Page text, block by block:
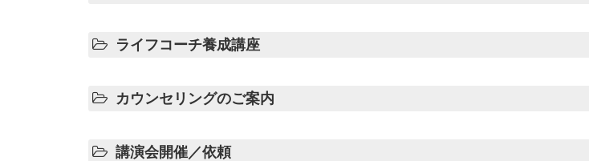
ライフコーチ養成講座
カウンセリングのご案内
講演会開催／依頼